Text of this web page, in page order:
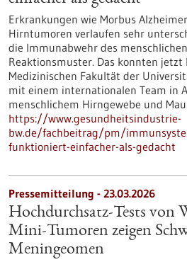
Erkrankungen wie Morbus
Hirntumoren verlaufen sehr
die Immunabwehr des
Reaktionsmuster. Das konnten
Medizinischen Fakultät der
mit einem internationalen Team in
menschlichem Hirngewebe und
https://www.gesundheitsindustrie-
bw.de/fachbeitrag/pm/
funktioniert-einfacher-als-gedacht
Pressemitteilung - 23.03.2026
Hochdurchsatz-Tests von
Mini-Tumoren zeigen
Meningeomen